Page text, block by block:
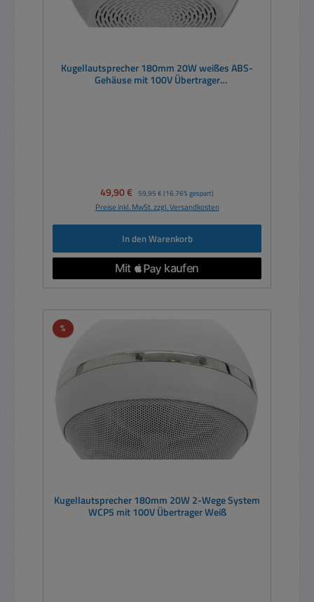
Kugellautsprecher 180mm 20W weißes ABS-
Gehäuse mit 100V Übertrager
Verkaufspreis:
49,90 € Regulärer Preis:
59,95 € (16.76% gespart)
Preise inkl. MwSt. zzgl. Versandkosten
In den Warenkorb
%Rabatt
Kugellautsprecher 180mm 20W 2-Wege System
WCP5 mit 100V Übertrager Weiß